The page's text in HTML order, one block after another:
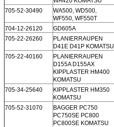
705-52-30490
WA500, WD500,
WF550, WF550T
704-12-26120 GD605A
705-22-26260
PLANIERRAUPEN
D41E D41P KOMATSU
705-22-40160
PLANIERRAUPEN
D155A D155AX
KIPPLASTER HM400
KOMATSU
705-34-25640
KIPPLASTER HM350
KOMATSU
705-52-31070
BAGGER PC750
PC750SE PC800
PC800SE KOMATSU